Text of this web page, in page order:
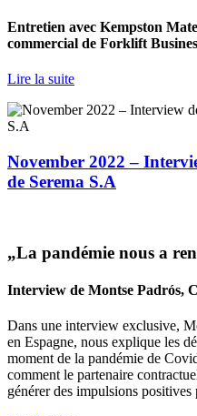
Entretien avec Kempston
commercial de Forklift
Lire la suite
November 2022 –
de Serema S.A
„La pandémie nous a
Interview de Montse Padrós,
Dans une interview exclusive,
en Espagne, nous explique les
moment de la pandémie de
comment le partenaire
générer des impulsions